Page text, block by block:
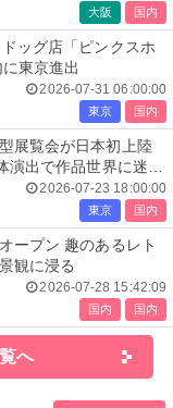
大阪 国内
ッグ店「ピンクスホ
東京進出
2026-07-31 06:00:00
東京 国内
展覧会が日本初上陸
演出で作品世界に迷い
2026-07-23 18:00:00
東京 国内
ープン 趣のあるレト
観に浸る
2026-07-28 15:42:09
国内 国内
へ